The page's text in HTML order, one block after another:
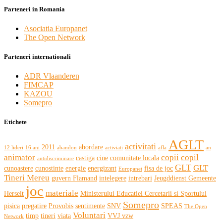
Parteneri in Romania
Asociatia Europanet
The Open Network
Parteneri internationali
ADR Vlaanderen
FIMCAP
KAZOU
Somepro
Etichete
12 lideri 16 ani 2011 abandon abordare activiati activitati afla AGLT an
animator antidiscriminare castiga cine comunitate locala copii copil
cunoastere cunostinte energie energizant Europanet fisa de joc GLT GLT
Tineri Mereu guvern Flamand intelegere intrebari Jeugddienst Gemeente
Herselt joc materiale Ministerului Educatiei Cercetarii si Sportului
pisica pregatire Provobis sentimente SNV Somepro SPEAS The Open
Network timp tineri viata Voluntari VVJ vzw